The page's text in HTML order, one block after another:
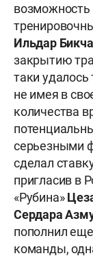
Ильдар
закрытию
таки удалось
не имея в
количества
серьезными
сделал
пригласив в
«Рубина»
Сердара
пополнил
команды,